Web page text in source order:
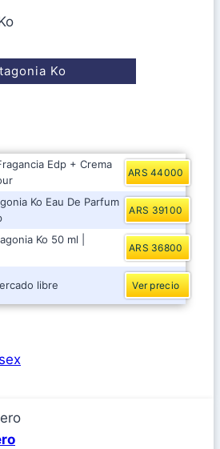
Ko
Edp + Crema
ARS 44000
Ko Eau De Parfum
ARS 39100
Ko 50 ml |
ARS 36800
libre Ver precio